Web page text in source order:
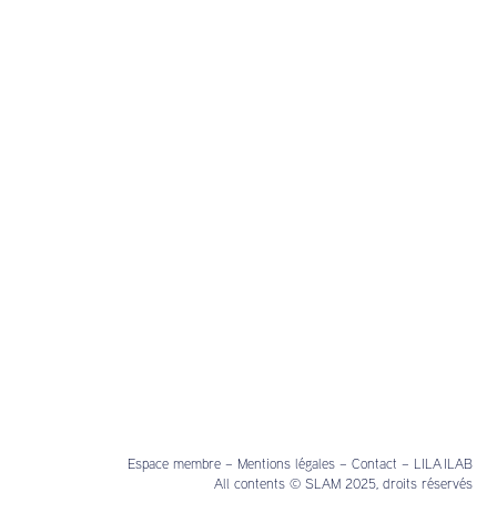
Espace membre– Mentions légales– Contact – LILA ILAB
All contents © SLAM 2025, droits réservés